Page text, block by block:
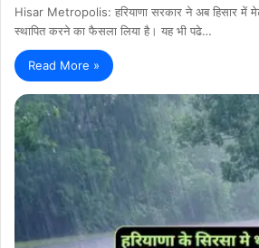
Hisar Metropolis: हरियाणा सरकार ने अब हिसार में
स्थापित करने का फैसला लिया है। यह भी पढे…
Read More »